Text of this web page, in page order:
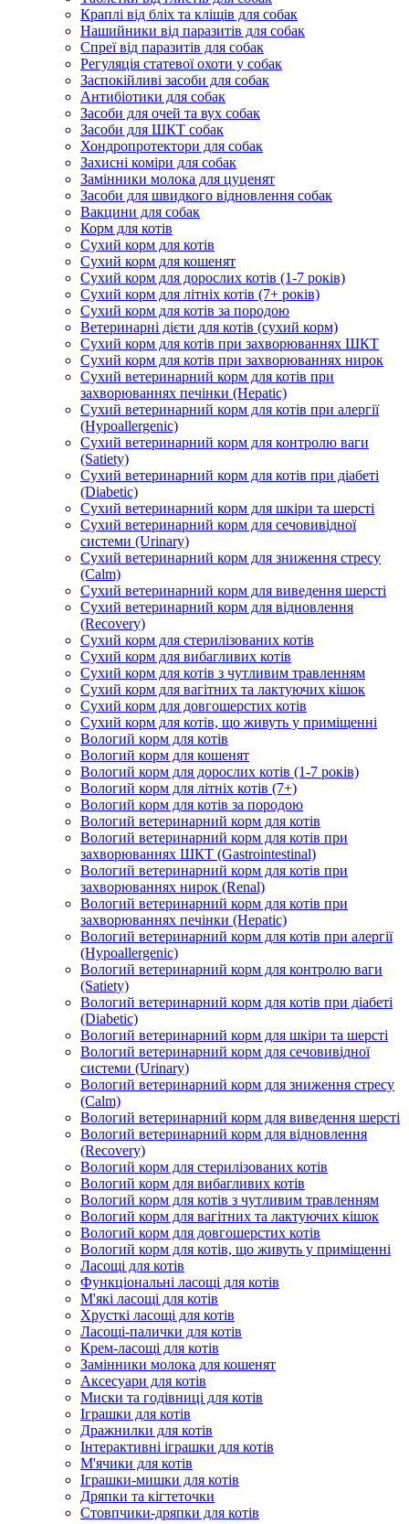
Краплі від бліх та кліщів для собак
Нашийники від паразитів для собак
Спреї від паразитів для собак
Регуляція статевої охоти у собак
Заспокійливі засоби для собак
Антибіотики для собак
Засоби для очей та вух собак
Засоби для ШКТ собак
Хондропротектори для собак
Захисні коміри для собак
Замінники молока для цуценят
Засоби для швидкого відновлення собак
Вакцини для собак
Корм для котів
Сухий корм для котів
Сухий корм для кошенят
Сухий корм для дорослих котів (1-7 років)
Сухий корм для літніх котів (7+ років)
Сухий корм для котів за породою
Ветеринарні дієти для котів (сухий корм)
Сухий корм для котів при захворюваннях ШКТ
Сухий корм для котів при захворюваннях нирок
Сухий ветеринарний корм для котів при
захворюваннях печінки (Hepatic)
Сухий ветеринарний корм для котів при алергії
(Hypoallergenic)
Сухий ветеринарний корм для контролю ваги
(Satiety)
Сухий ветеринарний корм для котів при діабеті
(Diabetic)
Сухий ветеринарний корм для шкіри та шерсті
Сухий ветеринарний корм для сечовивідної
системи (Urinary)
Сухий ветеринарний корм для зниження стресу
(Calm)
Сухий ветеринарний корм для виведення шерсті
Сухий ветеринарний корм для відновлення
(Recovery)
Сухий корм для стерилізованих котів
Сухий корм для вибагливих котів
Сухий корм для котів з чутливим травленням
Сухий корм для вагітних та лактуючих кішок
Сухий корм для довгошерстих котів
Сухий корм для котів, що живуть у приміщенні
Вологий корм для котів
Вологий корм для кошенят
Вологий корм для дорослих котів (1-7 років)
Вологий корм для літніх котів (7+)
Вологий корм для котів за породою
Вологий ветеринарний корм для котів
Вологий ветеринарний корм для котів при
захворюваннях ШКТ (Gastrointestinal)
Вологий ветеринарний корм для котів при
захворюваннях нирок (Renal)
Вологий ветеринарний корм для котів при
захворюваннях печінки (Hepatic)
Вологий ветеринарний корм для котів при алергії
(Hypoallergenic)
Вологий ветеринарний корм для контролю ваги
(Satiety)
Вологий ветеринарний корм для котів при діабеті
(Diabetic)
Вологий ветеринарний корм для шкіри та шерсті
Вологий ветеринарний корм для сечовивідної
системи (Urinary)
Вологий ветеринарний корм для зниження стресу
(Calm)
Вологий ветеринарний корм для виведення шерсті
Вологий ветеринарний корм для відновлення
(Recovery)
Вологий корм для стерилізованих котів
Вологий корм для вибагливих котів
Вологий корм для котів з чутливим травленням
Вологий корм для вагітних та лактуючих кішок
Вологий корм для довгошерстих котів
Вологий корм для котів, що живуть у приміщенні
Ласощі для котів
Функціональні ласощі для котів
М'які ласощі для котів
Хрусткі ласощі для котів
Ласощі-палички для котів
Крем-ласощі для котів
Замінники молока для кошенят
Аксесуари для котів
Миски та годівниці для котів
Іграшки для котів
Дражнилки для котів
Інтерактивні іграшки для котів
М'ячики для котів
Іграшки-мишки для котів
Дряпки та кігтеточки
Стовпчики-дряпки для котів